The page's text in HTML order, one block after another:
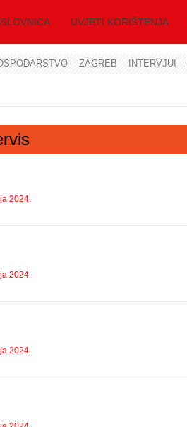
UVJETI KORIŠTENJA
ZAGREB INTERVJUI
2024.
2024.
2024.